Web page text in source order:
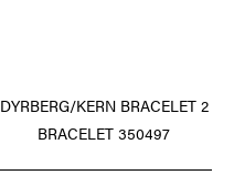
DYRBERG/KERN BRACELET 2
BRACELET 350497